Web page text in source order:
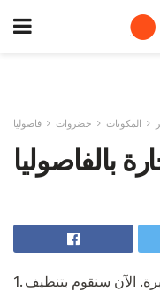
المكونات خضروات فاصوليا
بالفاصوليا
1. شطف اللحم وقطع إلى قطع صغيرة. الآن سنقوم بتنظيف